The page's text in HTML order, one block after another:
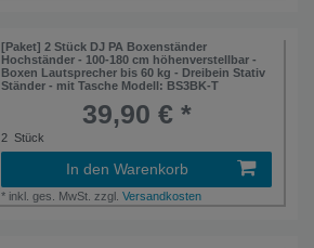
[Paket] 2 Stück DJ PA Boxenständer
Hochständer - 100-180 cm höhenverstellbar -
Boxen Lautsprecher bis 60 kg - Dreibein Stativ
Ständer - mit Tasche Modell: BS3BK-T
39,90 € *
2 Stück
In den Warenkorb
* inkl. ges. MwSt. zzgl.Versandkosten